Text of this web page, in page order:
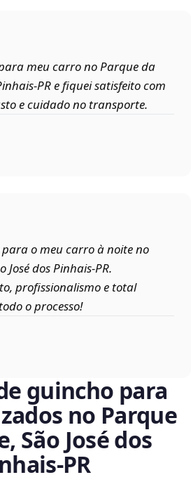
meu carro no Parque da
e fiquei satisfeito com
e cuidado no transporte.
o meu carro à noite no
dos Pinhais‑PR.
profissionalismo e total
o processo!
guincho para
no Parque
São José dos